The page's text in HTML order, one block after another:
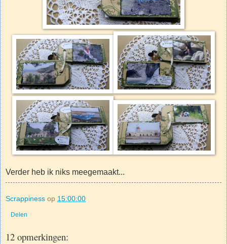
Verder heb ik niks meegemaakt...
Scrappiness op 15:00:00
Delen
12 opmerkingen: